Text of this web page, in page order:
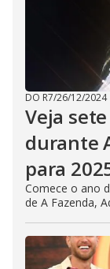
DO R7/26/12/2024
Veja
durante
para
Comece o ano
de A Fazenda,